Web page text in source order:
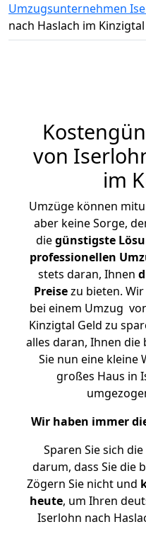
Umzugsunternehmen
nach Haslach im Kinzigtal
von
im
Umzüge können
aber keine Sorge,
diegünstigste
professionellen
stets daran, Ihnen
Preisezu bieten.
bei einem Umzug
Kinzigtal Geld zu
alles daran, Ihnen die
Sie nun eine kleine
großes Haus in
Wir haben immer
Sparen Sie sich
darum, dass Sie die
Zögern Sie nicht und
heute, um Ihren
Iserlohn nach